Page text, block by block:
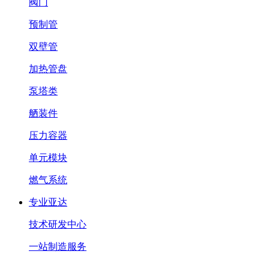
预制管
双壁管
加热管盘
泵塔类
舾装件
压力容器
单元模块
燃气系统
专业亚达
技术研发中心
一站制造服务